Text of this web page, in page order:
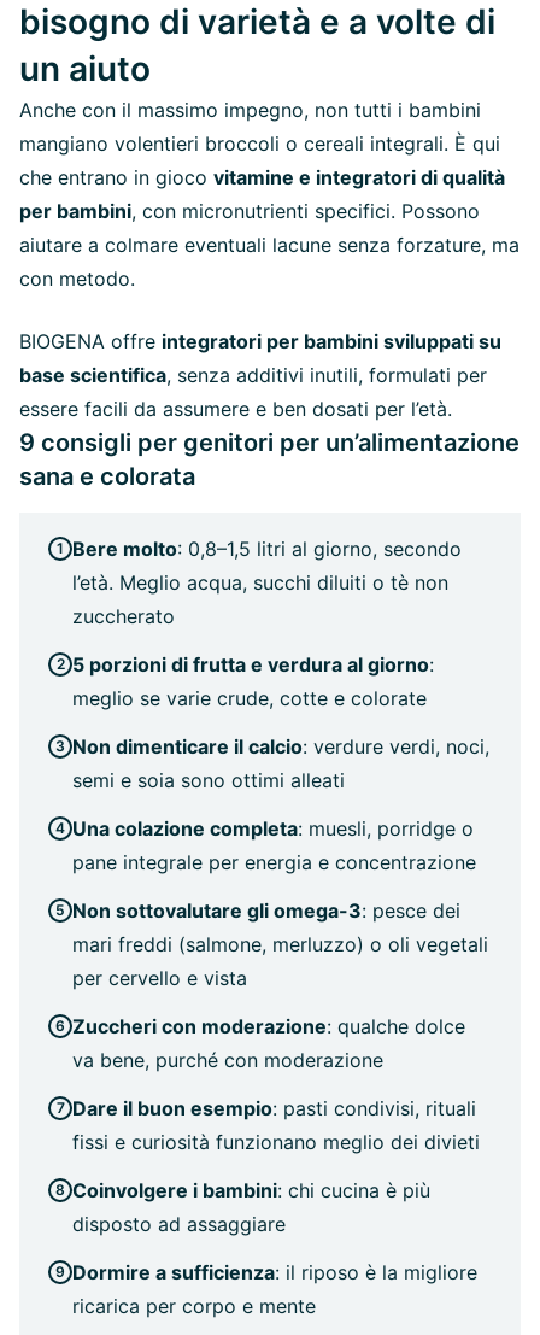
bisogno di varietà e a volte di
un aiuto
Anche con il massimo impegno, non tutti i bambini
mangiano volentieri broccoli o cereali integrali. È qui
che entrano in gioco vitamine e integratori di qualità
per bambini, con micronutrienti specifici. Possono
aiutare a colmare eventuali lacune senza forzature, ma
con metodo.
BIOGENA offre integratori per bambini sviluppati su
base scientifica, senza additivi inutili, formulati per
essere facili da assumere e ben dosati per l’età.
9 consigli per genitori per un’alimentazione
sana e colorata
Bere molto: 0,8–1,5 litri al giorno, secondo
l’età. Meglio acqua, succhi diluiti o tè non
zuccherato
5 porzioni di frutta e verdura al giorno:
meglio se varie crude, cotte e colorate
Non dimenticare il calcio: verdure verdi, noci,
semi e soia sono ottimi alleati
Una colazione completa: muesli, porridge o
pane integrale per energia e concentrazione
Non sottovalutare gli omega-3: pesce dei
mari freddi (salmone, merluzzo) o oli vegetali
per cervello e vista
Zuccheri con moderazione: qualche dolce
va bene, purché con moderazione
Dare il buon esempio: pasti condivisi, rituali
fissi e curiosità funzionano meglio dei divieti
Coinvolgere i bambini: chi cucina è più
disposto ad assaggiare
Dormire a sufficienza: il riposo è la migliore
ricarica per corpo e mente